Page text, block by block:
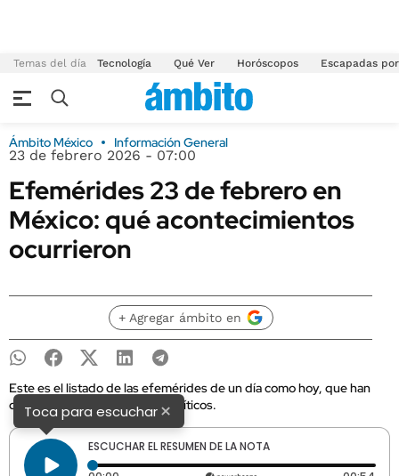
Temas del día Tecnología Qué Ver Horóscopos Escapadas
Ámbito México Información General
23 de febrero 2026 - 07:00
Efemérides 23 de febrero en
México: qué acontecimientos
ocurrieron
+ Agregar ámbito en
Este es el listado de las efemérides de un día como hoy, que han
dejado importantes hechos políticos.
Toca para escuchar×
ESCUCHAR EL RESUMEN DE LA NOTA